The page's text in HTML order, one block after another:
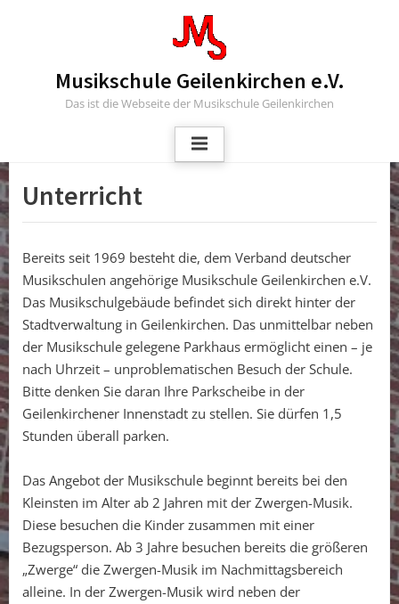
Musikschule Geilenkirchen e.V.
Das ist die Webseite der Musikschule Geilenkirchen
Unterricht
Bereits seit 1969 besteht die, dem Verband deutscher
Musikschulen angehörige Musikschule Geilenkirchen e.V.
Das Musikschulgebäude befindet sich direkt hinter der
Stadtverwaltung in Geilenkirchen. Das unmittelbar neben
der Musikschule gelegene Parkhaus ermöglicht einen – je
nach Uhrzeit – unproblematischen Besuch der Schule.
Bitte denken Sie daran Ihre Parkscheibe in der
Geilenkirchener Innenstadt zu stellen. Sie dürfen 1,5
Stunden überall parken.
Das Angebot der Musikschule beginnt bereits bei den
Kleinsten im Alter ab 2 Jahren mit der Zwergen-Musik.
Diese besuchen die Kinder zusammen mit einer
Bezugsperson. Ab 3 Jahre besuchen bereits die größeren
„Zwerge“ die Zwergen-Musik im Nachmittagsbereich
alleine. In der Zwergen-Musik wird neben der